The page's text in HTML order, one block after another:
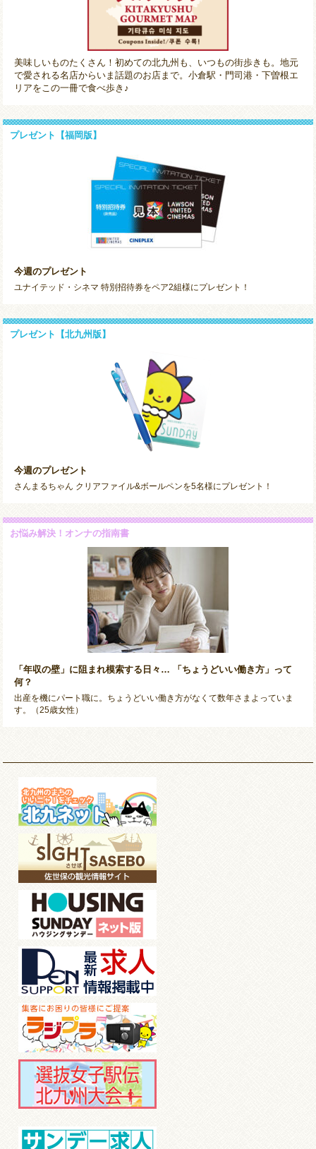
美味しいものたくさん！初めての北九州も、いつもの街歩きも。地元
で愛される名店からいま話題のお店まで。小倉駅・門司港・下曽根エ
リアをこの一冊で食べ歩き♪
プレゼント【福岡版】
今週のプレゼント
ユナイテッド・シネマ 特別招待券をペア2組様にプレゼント！
プレゼント【北九州版】
今週のプレゼント
さんまるちゃん クリアファイル&ボールペンを5名様にプレゼント！
お悩み解決！オンナの指南書
「年収の壁」に阻まれ模索する日々… 「ちょうどいい働き方」って
何？
出産を機にパート職に。ちょうどいい働き方がなくて数年さまよっていま
す。（25歳女性）